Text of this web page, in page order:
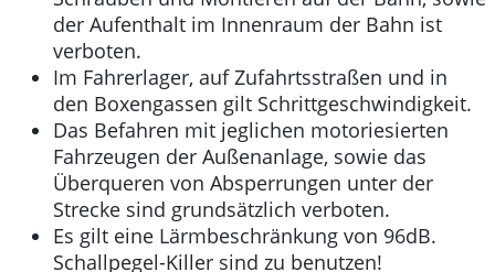
der Aufenthalt im Innenraum der Bahn ist
verboten.
Im Fahrerlager, auf Zufahrtsstraßen und in
den Boxengassen gilt Schrittgeschwindigkeit.
Das Befahren mit jeglichen motoriesierten
Fahrzeugen der Außenanlage, sowie das
Überqueren von Absperrungen unter der
Strecke sind grundsätzlich verboten.
Es gilt eine Lärmbeschränkung von 96dB.
Schallpegel-Killer sind zu benutzen!